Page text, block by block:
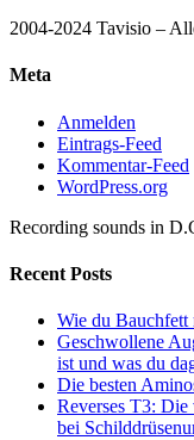
2004-2024 Tavisio –
Meta
Anmelden
Eintrags-Feed
Kommentar-Feed
WordPress.org
Recording sounds in
Recent Posts
Wie du
Geschwollene
ist und was du
Die besten
Reverses T3:
bei